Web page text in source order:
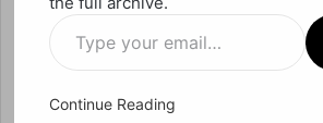
छत्तीसगढ
भिलाई के स्पा सेंटर में
Type
your
email…
Continue Reading